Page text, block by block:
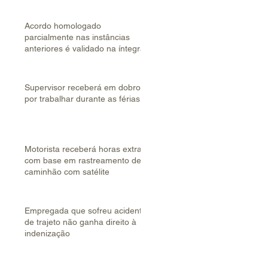
Acordo homologado
parcialmente nas instâncias
anteriores é validado na íntegra
Supervisor receberá em dobro
por trabalhar durante as férias
Motorista receberá horas extras
com base em rastreamento de
caminhão com satélite
Empregada que sofreu acidente
de trajeto não ganha direito à
indenização